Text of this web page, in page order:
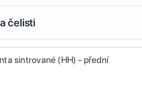
čelisti
sintrované (HH) - přední